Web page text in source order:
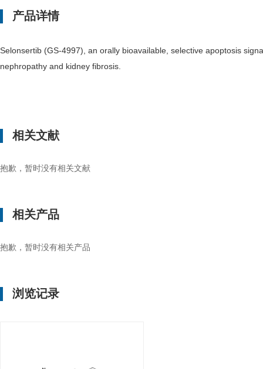
产品详情
Selonsertib (GS-4997), an orally bioavailable, selective apoptosis
nephropathy and kidney fibrosis.
相关文献
抱歉，暂时没有相关文献
相关产品
抱歉，暂时没有相关产品
浏览记录